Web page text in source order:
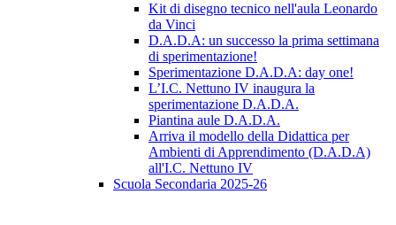
Kit di disegno tecnico nell'aula Leonardo
da Vinci
D.A.D.A: un successo la prima settimana
di sperimentazione!
Sperimentazione D.A.D.A: day one!
L’I.C. Nettuno IV inaugura la
sperimentazione D.A.D.A.
Piantina aule D.A.D.A.
Arriva il modello della Didattica per
Ambienti di Apprendimento (D.A.D.A)
all'I.C. Nettuno IV
Scuola Secondaria 2025-26